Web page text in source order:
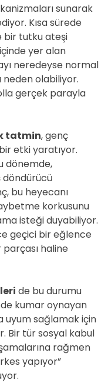
sunarak
Kısa sürede
bir tutku ateşi
yer alan
neredeyse normal
neden olabiliyor.
gerçek parayla
tatmin, genç
etki yaratıyor.
dönemde,
döndürücü
bu heyecanı
korkusunu
isteği duyabiliyor.
geçici bir eğlence
parçası haline
de bu durumu
kumar oynayan
uyum sağlamak için
Bir tür sosyal kabul
rağmen
yapıyor”